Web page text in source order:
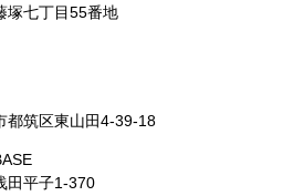
塚七丁目55番地
都筑区東山田4-39-18
田平子1-370